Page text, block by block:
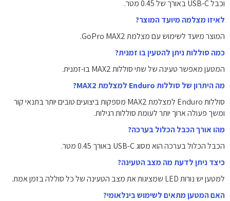
וכבל USB-C באורך של 0.45 מטר.
לאיזו מצלמה מיועד המוצר?
המוצר מיועד לשימוש עם מצלמת GoPro MAX2.
כמה סוללות ניתן להטעין בו זמנית?
המטען מאפשר טעינה של שתי סוללות MAX2 בו-זמנית.
מה היתרון של סוללות Enduro למצלמת MAX2?
סוללות Enduro למצלמת MAX2 מספקות ביצועים טובים יותר בתנאי קור
ומשך פעולה ארוך יותר לעומת סוללות רגילות.
מהו אורך הכבל הכלול בערכה?
הכבל הכלול בערכה הוא מסוג USB-C באורך 0.45 מטר.
כיצד ניתן לדעת מה מצב הטעינה?
למטען יש נורות LED שמציגות את מצב הטעינה של כל סוללה בזמן אמת.
האם המטען מתאים לשימוש בינלאומי?